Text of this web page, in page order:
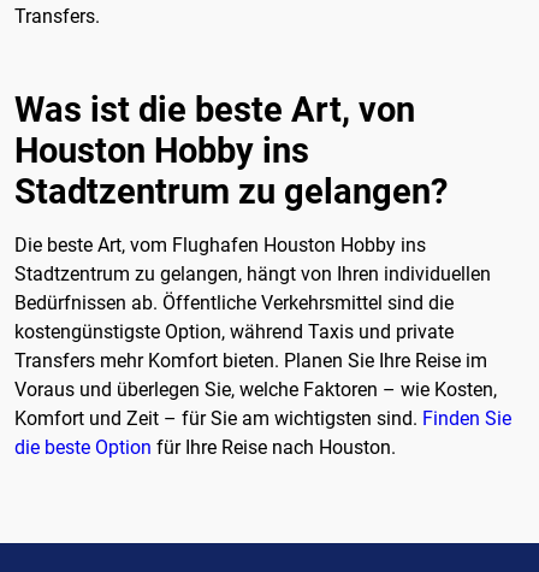
Transfers.
Was ist die beste Art, von
Houston Hobby ins
Stadtzentrum zu gelangen?
Die beste Art, vom Flughafen Houston Hobby ins
Stadtzentrum zu gelangen, hängt von Ihren individuellen
Bedürfnissen ab. Öffentliche Verkehrsmittel sind die
kostengünstigste Option, während Taxis und private
Transfers mehr Komfort bieten. Planen Sie Ihre Reise im
Voraus und überlegen Sie, welche Faktoren – wie Kosten,
Komfort und Zeit – für Sie am wichtigsten sind. Finden Sie
die beste Option für Ihre Reise nach Houston.